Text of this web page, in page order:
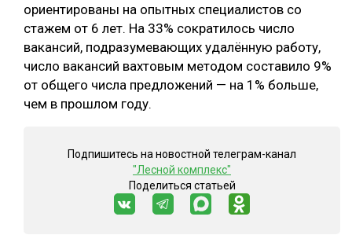
ориентированы на опытных специалистов со
стажем от 6 лет. На 33% сократилось число
вакансий, подразумевающих удалённую работу,
число вакансий вахтовым методом составило 9%
от общего числа предложений — на 1% больше,
чем в прошлом году.
Подпишитесь на новостной телеграм-канал
"Лесной комплекс"
Поделиться статьей